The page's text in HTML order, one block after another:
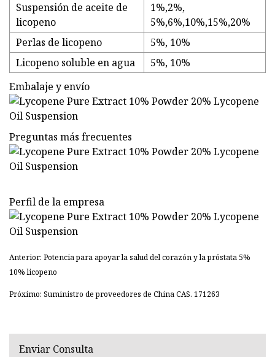
Suspensión de aceite de
licopeno
1%,2%,
5%,6%,10%,15%,20%
Perlas de licopeno
5%, 10%
Licopeno soluble en agua
5%, 10%
Embalaje y envío
Preguntas más frecuentes
Perfil de la empresa
Anterior: Potencia para apoyar la salud del corazón y la próstata 5%
10% licopeno
Próximo: Suministro de proveedores de China CAS. 171263
Enviar Consulta